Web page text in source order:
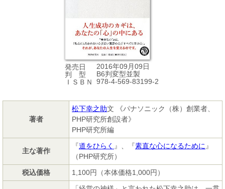
発売日
2016年09月09日
判 型
B6判変型並製
ＩＳＢＮ
978-4-569-83199-2
著者
松下幸之助文 《パナソニック（株）創業者、
PHP研究所創設者》
PHP研究所編
主な著作
『道をひらく 』、『素直な心になるために』
（PHP研究所）
税込価格
1,100円（本体価格1,000円）